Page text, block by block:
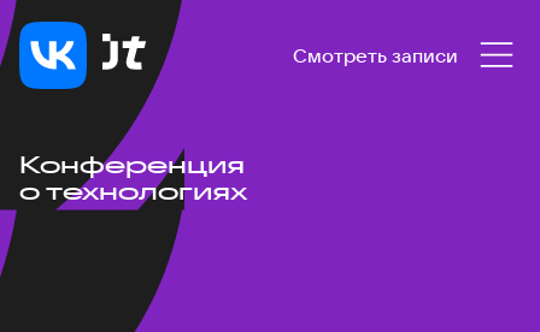
Смотреть записи
Конференция
о технологиях